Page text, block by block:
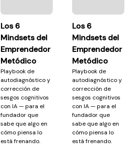
Los 6
Mindsets del
Emprendedor
Metódico
Playbook de
autodiagnóstico y
corrección de
sesgos cognitivos
con IA — para el
fundador que
sabe que algo en
cómo piensa lo
está frenando.
Los 6
Mindsets del
Emprendedor
Metódico
Playbook de
autodiagnóstico y
corrección de
sesgos cognitivos
con IA — para el
fundador que
sabe que algo en
cómo piensa lo
está frenando.